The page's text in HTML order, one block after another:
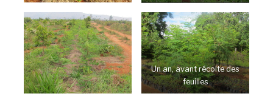
Un an, avant récolte des
feuilles